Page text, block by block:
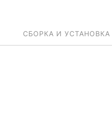
СБОРКА И УСТАНОВКА